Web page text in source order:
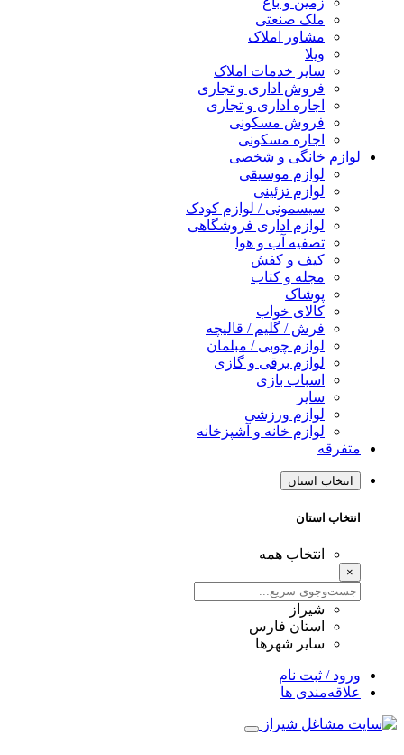
ملک صنعتی
مشاور املاک
ویلا
سایر خدمات املاک
فروش اداری و تجاری
اجاره اداری و تجاری
فروش مسکونی
اجاره مسکونی
لوازم خانگی و شخصی
لوازم موسیقی
لوازم تزئینی
سیسمونی / لوازم کودک
لوازم اداری فروشگاهی
تصفیه آب و هوا
کیف و کفش
مجله و کتاب
پوشاک
کالای خواب
فرش / گلیم / قالیچه
لوازم چوبی / مبلمان
لوازم برقی و گازی
اسباب بازی
سایر
لوازم ورزشی
لوازم خانه و آشپزخانه
متفرقه
انتخاب استان
انتخاب استان
انتخاب همه
×
شیراز
استان فارس
سایر شهرها
ورود / ثبت نام
علاقه‌مندی ها